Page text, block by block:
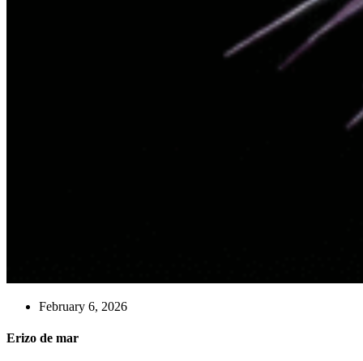
February 6, 2026
Erizo de mar